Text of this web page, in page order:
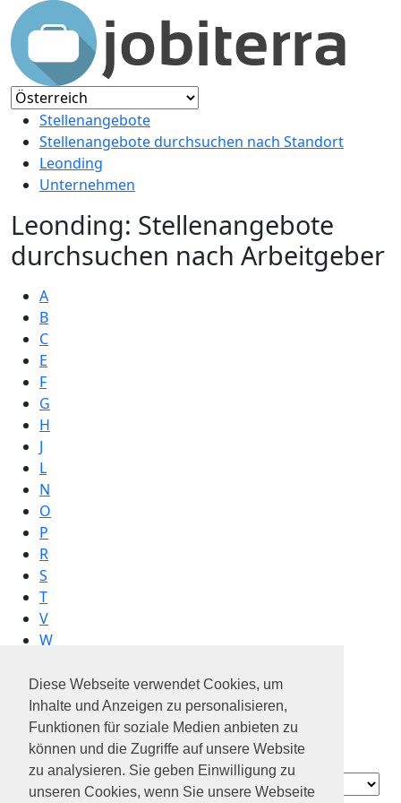
Diese Webseite verwendet Cookies, um
Inhalte und Anzeigen zu personalisieren,
Funktionen für soziale Medien anbieten zu
können und die Zugriffe auf unsere Website
zu analysieren. Sie geben Einwilligung zu
unseren Cookies, wenn Sie unsere Webseite
Stellenangebote
Stellenangebote durchsuchen nach Standort
Leonding
Unternehmen
Leonding: Stellenangebote
durchsuchen nach Arbeitgeber
A
B
C
E
F
G
H
J
L
N
O
P
R
S
T
V
W
forstinger Österreich
forstinger Österreich gmbh
Contact